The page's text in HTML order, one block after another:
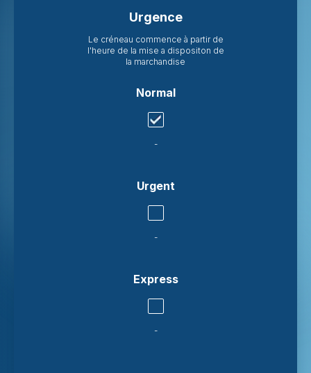
Urgence
Le créneau commence à partir de
l'heure de la mise a dispositon de
la marchandise
Normal
-
Urgent
-
Express
-